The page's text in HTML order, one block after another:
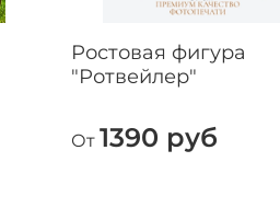
Ростовая фигура
"Ротвейлер"
От 1390 руб